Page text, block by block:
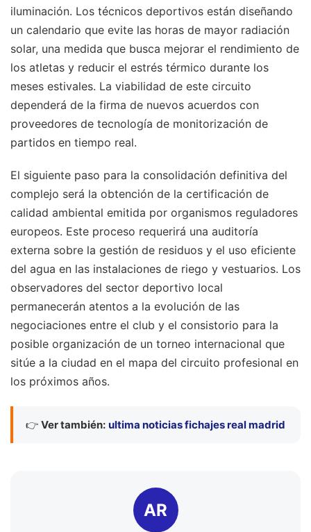
iluminación. Los técnicos deportivos están diseñando
un calendario que evite las horas de mayor radiación
solar, una medida que busca mejorar el rendimiento de
los atletas y reducir el estrés térmico durante los
meses estivales. La viabilidad de este circuito
dependerá de la firma de nuevos acuerdos con
proveedores de tecnología de monitorización de
partidos en tiempo real.
El siguiente paso para la consolidación definitiva del
complejo será la obtención de la certificación de
calidad ambiental emitida por organismos reguladores
europeos. Este proceso requerirá una auditoría
externa sobre la gestión de residuos y el uso eficiente
del agua en las instalaciones de riego y vestuarios. Los
observadores del sector deportivo local
permanecerán atentos a la evolución de las
negociaciones entre el club y el consistorio para la
posible organización de un torneo internacional que
sitúe a la ciudad en el mapa del circuito profesional en
los próximos años.
👉 Ver también: ultima noticias fichajes real madrid
AR